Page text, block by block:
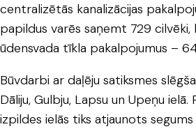
centralizētās kanalizācijas
papildus varēs saņemt 729
ūdensvada tīkla pakalpojumus –
Būvdarbi ar daļēju satiksmes
Dāliju, Gulbju, Lapsu un Upeņu
izpildes ielās tiks atjaunots